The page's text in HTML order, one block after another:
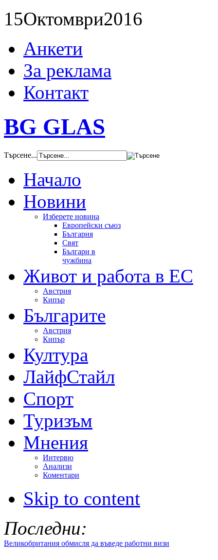
15Октомври2016
Анкети
За реклама
Контакт
BG GLAS
Търсене...
Начало
Новини
Изберете новина
Европейски съюз
България
Свят
Българи в
чужбина
Живот и работа в ЕС
Австрия
Кипър
Българите
Австрия
Кипър
Култура
ЛайфСтайл
Спорт
Туризъм
Мнения
Интервю
Анализи
Коментари
Skip to content
Последни:
Великобритания обмисля да въведе работни визи